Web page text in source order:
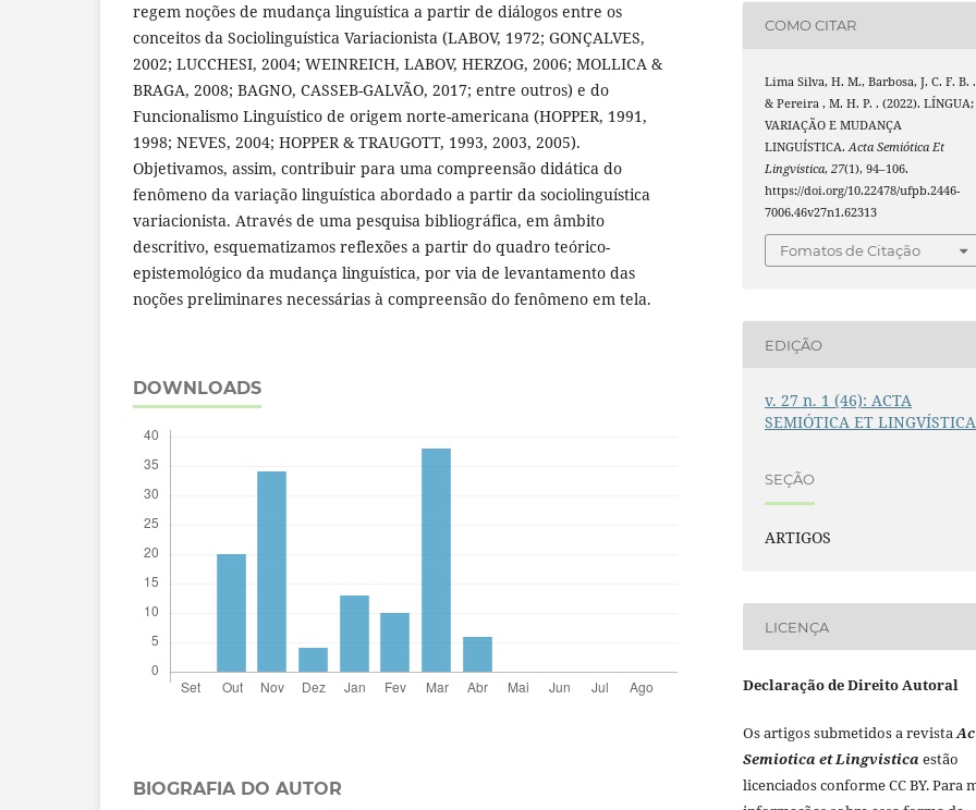
regem noções de mudança linguística a partir de diálogos entre os
conceitos da Sociolinguística Variacionista (LABOV, 1972; GONÇALVES,
2002; LUCCHESI, 2004; WEINREICH, LABOV, HERZOG, 2006; MOLLICA &
BRAGA, 2008; BAGNO, CASSEB-GALVÃO, 2017; entre outros) e do
Funcionalismo Linguístico de origem norte-americana (HOPPER, 1991,
1998; NEVES, 2004; HOPPER & TRAUGOTT, 1993, 2003, 2005).
Objetivamos, assim, contribuir para uma compreensão didática do
fenômeno da variação linguística abordado a partir da sociolinguística
variacionista. Através de uma pesquisa bibliográfica, em âmbito
descritivo, esquematizamos reflexões a partir do quadro teórico-
epistemológico da mudança linguística, por via de levantamento das
noções preliminares necessárias à compreensão do fenômeno em tela.
DOWNLOADS
BIOGRAFIA DO AUTOR
COMO CITAR
Lima Silva, H. M., Barbosa, J. C. F. B.
& Pereira , M. H. P. . (2022). LÍNGUA;
VARIAÇÃO E MUDANÇA
LINGUÍSTICA.Acta Semiótica Et
Lingvistica,27(1), 94–106.
https://doi.org/10.22478/ufpb.2446-
7006.46v27n1.62313
Fomatos de Citação
EDIÇÃO
v. 27 n. 1 (46): ACTA
SEMIÓTICA ET LINGVÍSTICA
SEÇÃO
ARTIGOS
LICENÇA
Declaração de Direito Autoral
Os artigos submetidos a revista
Semiotica et Lingvistica estão
licenciados conforme CC BY. Para